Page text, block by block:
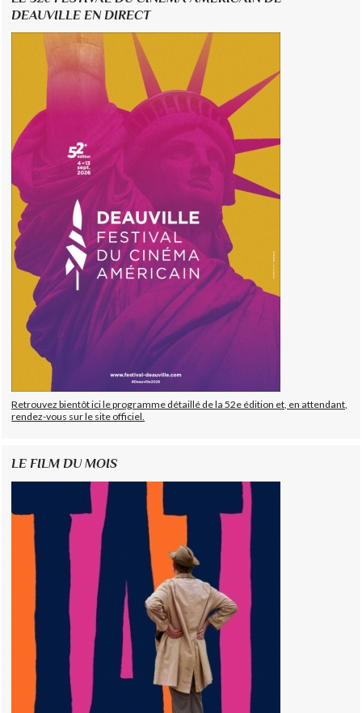
DEAUVILLE EN DIRECT
Retrouvez bientôt ici le programme détaillé de la 52e édition et, en attendant,
rendez-vous sur le site officiel.
LE FILM DU MOIS